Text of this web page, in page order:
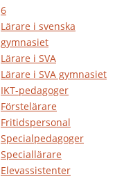
6
Lärare i svenska
gymnasiet
Lärare i SVA
Lärare i SVA gymnasiet
IKT-pedagoger
Förstelärare
Fritidspersonal
Specialpedagoger
Speciallärare
Elevassistenter